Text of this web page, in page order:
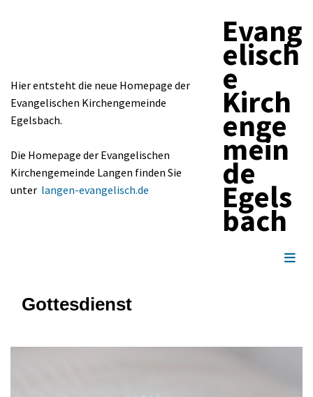
Hier entsteht die neue Homepage der
Evangelischen Kirchengemeinde
Egelsbach.
Die Homepage der Evangelischen
Kirchengemeinde Langen finden Sie
unter langen-evangelisch.de
Evang
elisch
e
Kirch
enge
mein
de
Egels
bach
Gottesdienst